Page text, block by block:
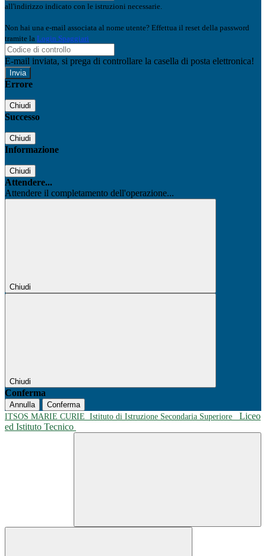
all'indirizzo indicato con le istruzioni necessarie.
Non hai una e-mail associata al nome utente? Effettua il reset della password
tramite la Login Spaggiari
E-mail inviata, si prega di controllare la casella di posta elettronica!
Errore
Chiudi
Successo
Chiudi
Informazione
Chiudi
Attendere...
Attendere il completamento dell'operazione...
Chiudi
Chiudi
Conferma
Annulla
Conferma
ITSOS MARIE CURIE Istituto di Istruzione Secondaria Superiore
Liceo
ed Istituto Tecnico